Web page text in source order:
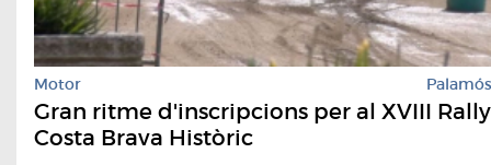
Motor Palamós
Gran ritme d'inscripcions per al XVIII Rally
Costa Brava Històric